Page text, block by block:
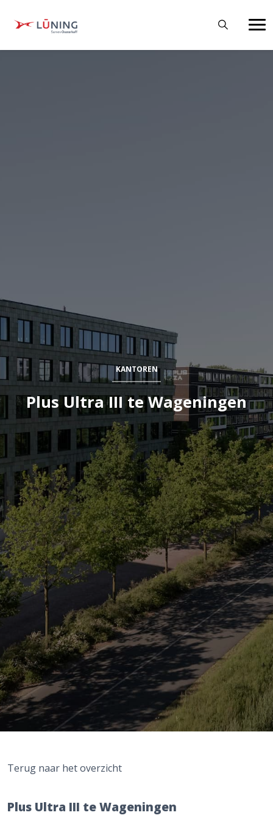
KANTOREN
Plus Ultra III te Wageningen
Terug naar het overzicht
Plus Ultra III te Wageningen